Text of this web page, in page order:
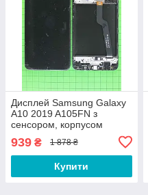
Дисплей Samsung Galaxy
A10 2019 A105FN з
сенсором, корпусом
939 ₴ 1 878 ₴
Купити